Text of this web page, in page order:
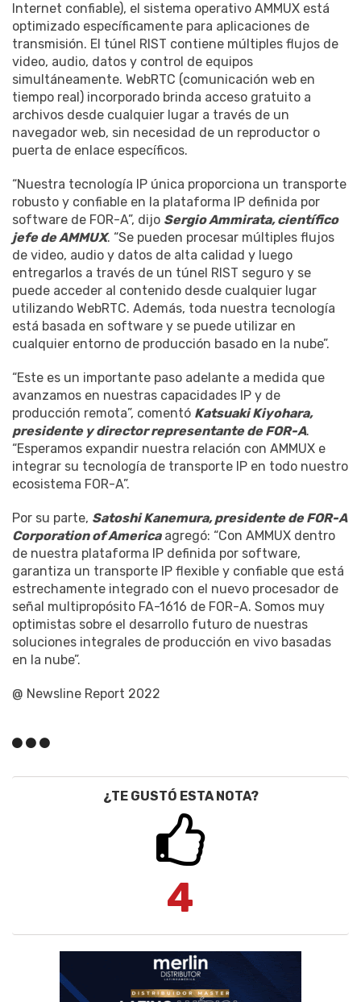
Internet confiable), el sistema operativo AMMUX está
optimizado específicamente para aplicaciones de
transmisión. El túnel RIST contiene múltiples flujos de
video, audio, datos y control de equipos
simultáneamente. WebRTC (comunicación web en
tiempo real) incorporado brinda acceso gratuito a
archivos desde cualquier lugar a través de un
navegador web, sin necesidad de un reproductor o
puerta de enlace específicos.
“Nuestra tecnología IP única proporciona un transporte
robusto y confiable en la plataforma IP definida por
software de FOR-A”, dijo Sergio Ammirata, científico
jefe de AMMUX. “Se pueden procesar múltiples flujos
de video, audio y datos de alta calidad y luego
entregarlos a través de un túnel RIST seguro y se
puede acceder al contenido desde cualquier lugar
utilizando WebRTC. Además, toda nuestra tecnología
está basada en software y se puede utilizar en
cualquier entorno de producción basado en la nube”.
“Este es un importante paso adelante a medida que
avanzamos en nuestras capacidades IP y de
producción remota”, comentó Katsuaki Kiyohara,
presidente y director representante de FOR-A.
“Esperamos expandir nuestra relación con AMMUX e
integrar su tecnología de transporte IP en todo nuestro
ecosistema FOR-A”.
Por su parte, Satoshi Kanemura, presidente de FOR-A
Corporation of Americaagregó: “Con AMMUX dentro
de nuestra plataforma IP definida por software,
garantiza un transporte IP flexible y confiable que está
estrechamente integrado con el nuevo procesador de
señal multipropósito FA-1616 de FOR-A. Somos muy
optimistas sobre el desarrollo futuro de nuestras
soluciones integrales de producción en vivo basadas
en la nube”.
@ Newsline Report 2022
¿TE GUSTÓ ESTA NOTA?
4